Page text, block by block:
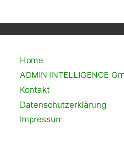
Home
ADMIN INTELLIGENCE
Kontakt
Datenschutzerklärung
Impressum